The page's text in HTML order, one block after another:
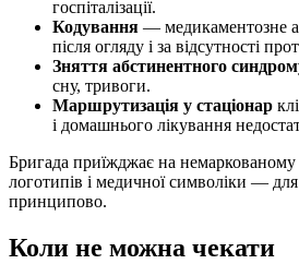
госпіталізації.
Кодування — медикаментозне
після огляду і за відсутності
Зняття абстинентного
сну, тривоги.
Маршрутизація у стаціонар
і домашнього лікування
Бригада приїжджає на немаркованому
логотипів і медичної символіки —
принципово.
Коли не можна чекати